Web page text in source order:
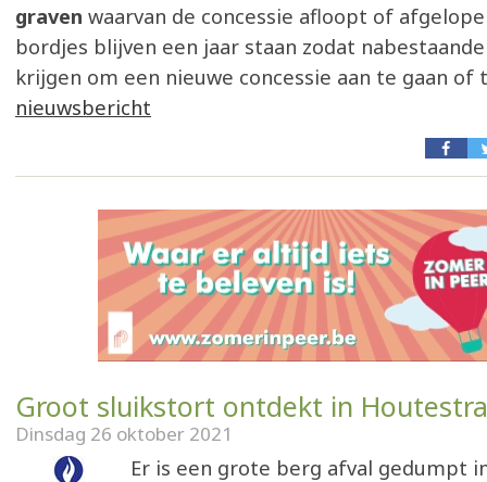
graven waarvan de concessie afloopt of
bordjes blijven een jaar staan zodat
krijgen om een nieuwe concessie aan te gaan of
nieuwsbericht
Groot sluikstort ontdekt in
Dinsdag 26 oktober 2021
Er is een grote berg afval gedumpt